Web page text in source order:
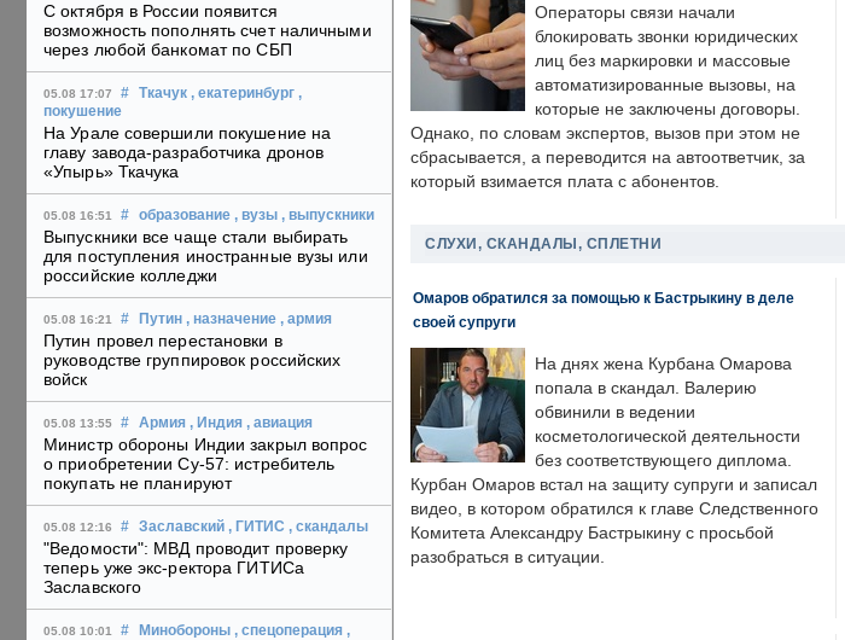
С октября в России появится
возможность пополнять счет наличными
через любой банкомат по СБП
05.08 17:07 # Ткачук , екатеринбург ,
покушение
На Урале совершили покушение на
главу завода-разработчика дронов
«Упырь» Ткачука
05.08 16:51 # образование , вузы , выпускники
Выпускники все чаще стали выбирать
для поступления иностранные вузы или
российские колледжи
05.08 16:21 # Путин , назначение , армия
Путин провел перестановки в
руководстве группировок российских
войск
05.08 13:55 # Армия , Индия , авиация
Министр обороны Индии закрыл вопрос
о приобретении Су-57: истребитель
покупать не планируют
05.08 12:16 # Заславский , ГИТИС , скандалы
"Ведомости": МВД проводит проверку
теперь уже экс-ректора ГИТИСа
Заславского
05.08 10:01 # Минобороны , спецоперация ,
Операторы связи начали
блокировать звонки юридических
лиц без маркировки и массовые
автоматизированные вызовы, на
которые не заключены договоры.
Однако, по словам экспертов, вызов при этом не
сбрасывается, а переводится на автоответчик, за
который взимается плата с абонентов.
СЛУХИ, СКАНДАЛЫ, СПЛЕТНИ
Омаров обратился за помощью к Бастрыкину в деле
своей супруги
На днях жена Курбана Омарова
попала в скандал. Валерию
обвинили в ведении
косметологической деятельности
без соответствующего диплома.
Курбан Омаров встал на защиту супруги и записал
видео, в котором обратился к главе Следственного
Комитета Александру Бастрыкину с просьбой
разобраться в ситуации.